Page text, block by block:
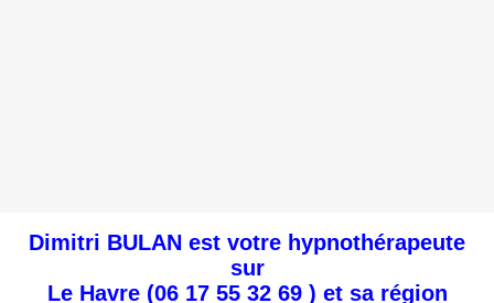
Dimitri BULAN est votre hypnothérapeute
sur
Le Havre (06 17 55 32 69 ) et sa région